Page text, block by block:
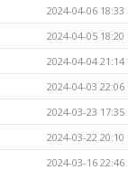
2024-04-06 18:33
2024-04-05 18:20
2024-04-04 21:14
2024-04-03 22:06
2024-03-23 17:35
2024-03-22 20:10
2024-03-16 22:46